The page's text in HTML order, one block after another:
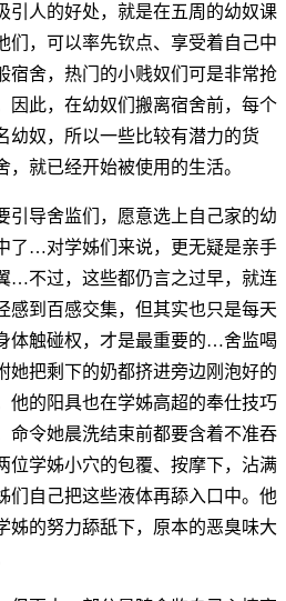
引人的好处，就是在五周的幼奴课
们，可以率先钦点、享受着自己中
宿舍，热门的小贱奴们可是非常抢
因此，在幼奴们搬离宿舍前，每个
幼奴，所以一些比较有潜力的货
就已经开始被使用的生活。
引导舍监们，愿意选上自己家的幼
了…对学姊们来说，更无疑是亲手
…不过，这些都仍言之过早，就连
感到百感交集，但其实也只是每天
体触碰权，才是最重要的…舍监喝
她把剩下的奶都挤进旁边刚泡好的
他的阳具也在学姊高超的奉仕技巧
命令她晨洗结束前都要含着不准吞
位学姊小穴的包覆、按摩下，沾满
们自己把这些液体再舔入口中。他
姊的努力舔舐下，原本的恶臭味大